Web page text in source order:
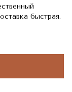
быстрая.